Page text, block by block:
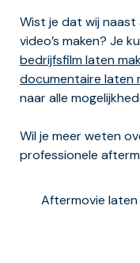
Wist je dat wij
video’s maken? Je
bedrijfsfilm laten
documentaire laten
naar alle
Wil je meer weten
professionele
Aftermovie laten